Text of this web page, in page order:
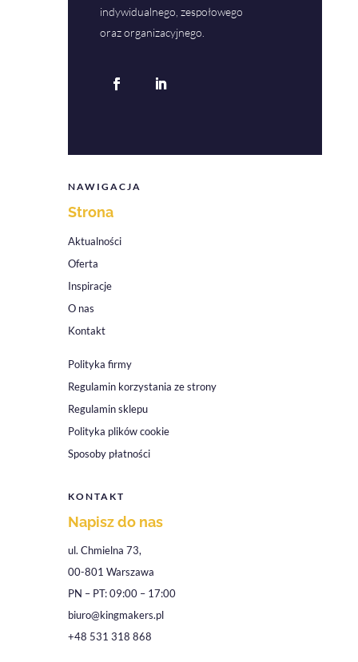
indywidualnego, zespołowego
oraz organizacyjnego.
NAWIGACJA
Strona
Aktualności
Oferta
Inspiracje
O nas
Kontakt
Polityka firmy
Regulamin korzystania ze strony
Regulamin sklepu
Polityka plików cookie
Sposoby płatności
KONTAKT
Napisz do nas
ul. Chmielna 73,
00-801 Warszawa
PN – PT: 09:00 – 17:00
biuro@kingmakers.pl
+48 531 318 868